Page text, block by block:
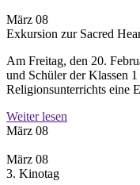
März 08
Exkursion zur Sacred
Am Freitag, den 20.
und Schüler der Klassen
Religionsunterrichts eine
Weiter lesen
März 08
März 08
3. Kinotag